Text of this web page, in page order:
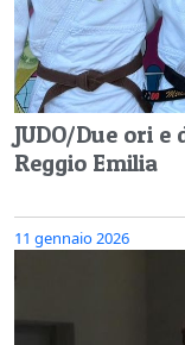
JUDO/Due ori
Reggio Emilia
11 gennaio 2026